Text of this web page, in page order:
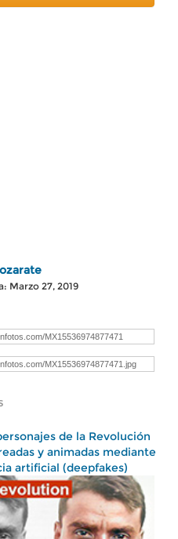
Marzo 27, 2019
de la Revolución
y animadas mediante
artificial (deepfakes)